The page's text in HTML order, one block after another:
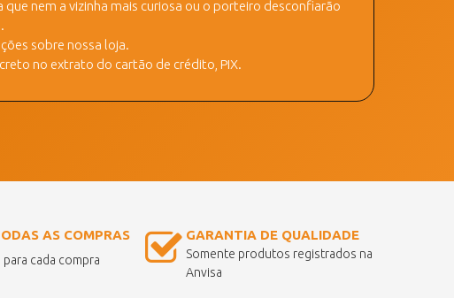
nem a vizinha mais curiosa ou o porteiro desconfiarão
sobre nossa loja.
no extrato do cartão de crédito, PIX.
AS COMPRAS
cada compra
GARANTIA DE QUALIDADE
Somente produtos registrados na
Anvisa